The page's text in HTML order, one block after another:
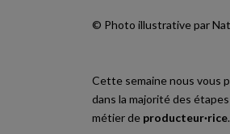
© Photo illustrative par
Cette semaine nous vous
dans la majorité des
métier de producteur·rice.